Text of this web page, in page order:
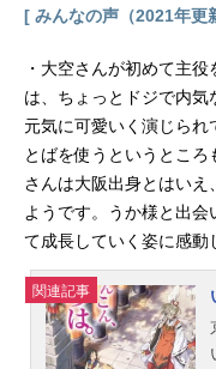
[ みんなの声（2021年更
・大空さんが初めて主
は、ちょっとドジで内
元気に可愛いく演じられ
とばを使うというとこ
さんは大阪出身とはい
ようです。うか様と出会
て成長していく姿に感動
関連記事